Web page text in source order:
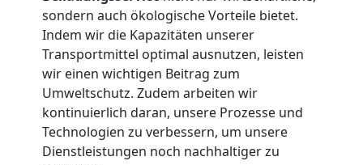
sondern auch ökologische Vorteile bietet.
Indem wir die Kapazitäten unserer
Transportmittel optimal ausnutzen, leisten
wir einen wichtigen Beitrag zum
Umweltschutz. Zudem arbeiten wir
kontinuierlich daran, unsere Prozesse und
Technologien zu verbessern, um unsere
Dienstleistungen noch nachhaltiger zu
Senioren
Leonding